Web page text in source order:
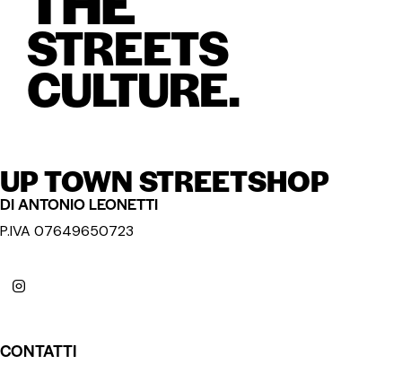
STREETS
CULTURE.
UP TOWN STREETSHOP
DI ANTONIO LEONETTI
P.IVA 07649650723
CONTATTI